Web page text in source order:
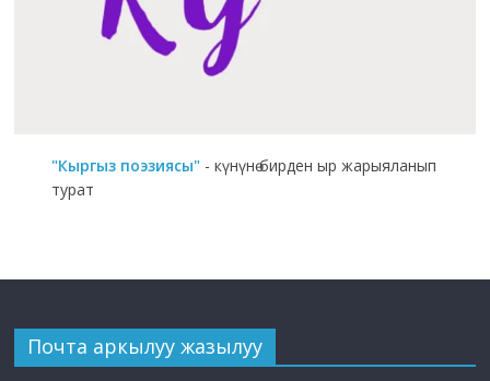
"Кыргыз поэзиясы" - күнүнө бирден ыр жарыяланып
турат
Почта аркылуу жазылуу